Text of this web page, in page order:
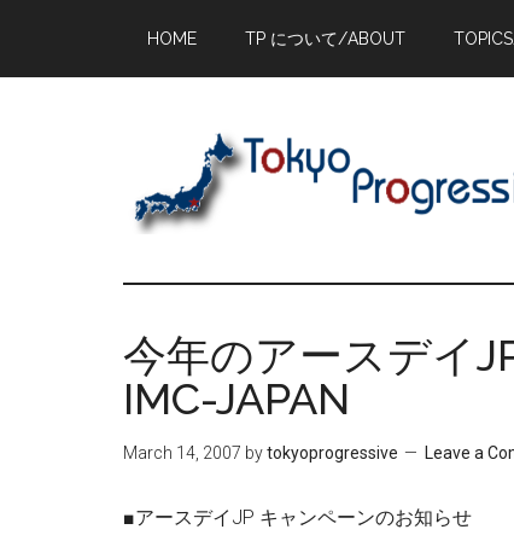
main
primary
footer
HOME TP について/ABOUT
今年のアースデイ
IMC-JAPAN
March 14, 2007 bytokyoprogressive Leave a
■アースデイJP キャンペーンのお知らせ